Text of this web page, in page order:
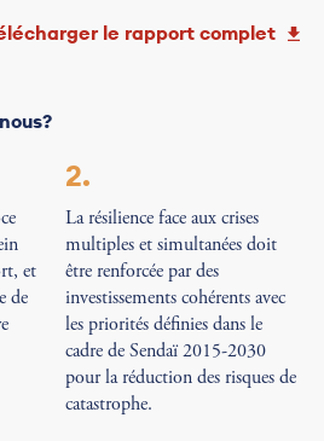
le rapport complet
nous?
et
de
2.
La résilience face aux crises
multiples et simultanées doit
être renforcée par des
investissements cohérents avec
les priorités définies dans le
cadre de Sendaï 2015-2030
pour la réduction des risques de
catastrophe.